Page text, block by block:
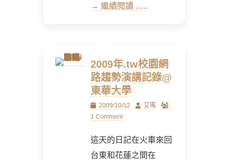
→ 繼續閱讀 …..
2009年.tw校園網
路趨勢演講記錄@
東華大學
Posted
on
2009/10/12 Author
艾瑪
1 Comment
這天的日記在火車來回
台東和花蓮之間在